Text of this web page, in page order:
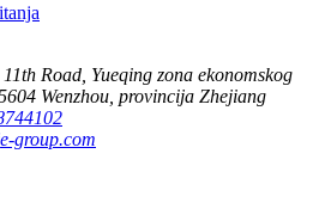
Road, Yueqing zona ekonomskog
Wenzhou, provincija Zhejiang
group.com